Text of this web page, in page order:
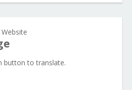
button to translate.